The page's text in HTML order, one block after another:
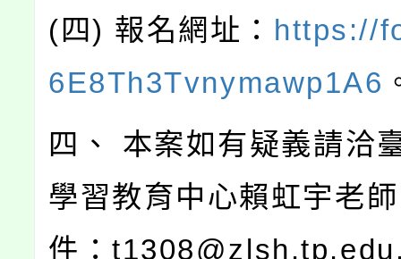
(四) 報名網址： https://
6E8Th3Tvnymawp1A6
四、 本案如有疑義請洽
學習教育中心賴虹宇老
件：